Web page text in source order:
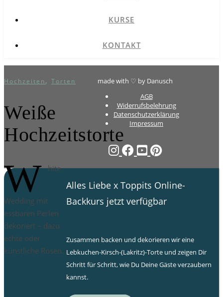
KURSE
KONTAKT
Hochzeiten, Torten
Weiße
Hochzeitstorte
W hite
Wedding mit
essbaren Perlen
dekoriert – dazu
echte oder
künstliche Rosen.
made with ♡ by Danusch
AGB
Widerrufsbelehrung
Datenschutzerklärung
Impressum
Alles Liebe x Toppits Online-
Backkurs jetzt verfügbar
Zusammen backen und dekorieren wir eine
Lebkuchen-Kirsch-(Lakritz)-Torte und zeigen Dir
Schritt für Schritt, wie Du Deine Gäste verzaubern
kannst.